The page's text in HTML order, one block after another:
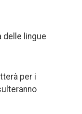
delle lingue
per i